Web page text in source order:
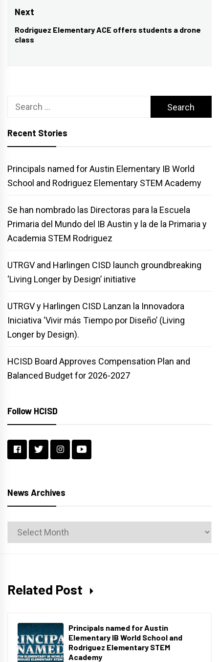
Next
Next
post:
Rodriguez Elementary ACE offers students a drone
class
Search
Recent Stories
Principals named for Austin Elementary IB World
School and Rodriguez Elementary STEM Academy
Se han nombrado las Directoras para la Escuela
Primaria del Mundo del IB Austin y la de la Primaria y
Academia STEM Rodriguez
UTRGV and Harlingen CISD launch groundbreaking
‘Living Longer by Design’ initiative
UTRGV y Harlingen CISD Lanzan la Innovadora
Iniciativa ‘Vivir más Tiempo por Diseño’ (Living
Longer by Design).
HCISD Board Approves Compensation Plan and
Balanced Budget for 2026-2027
Follow HCISD
News Archives
News
Archives
Related Post
Principals named for Austin
Elementary IB World School and
Rodriguez Elementary STEM
Academy